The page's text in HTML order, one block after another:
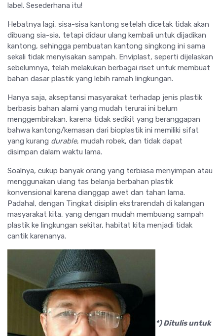
label. Sesederhana itu!
Hebatnya lagi, sisa-sisa kantong setelah dicetak tidak akan
dibuang sia-sia, tetapi didaur ulang kembali untuk dijadikan
kantong, sehingga pembuatan kantong singkong ini sama
sekali tidak menyisakan sampah. Enviplast, seperti dijelaskan
sebelumnya, telah melakukan berbagai riset untuk membuat
bahan dasar plastik yang lebih ramah lingkungan.
Hanya saja, akseptansi masyarakat terhadap jenis plastik
berbasis bahan alami yang mudah terurai ini belum
menggembirakan, karena tidak sedikit yang beranggapan
bahwa kantong/kemasan dari bioplastik ini memiliki sifat
yang kurang durable, mudah robek, dan tidak dapat
disimpan dalam waktu lama.
Soalnya, cukup banyak orang yang terbiasa menyimpan atau
menggunakan ulang tas belanja berbahan plastik
konvensional karena dianggap awet dan tahan lama.
Padahal, dengan Tingkat disiplin ekstrarendah di kalangan
masyarakat kita, yang dengan mudah membuang sampah
plastik ke lingkungan sekitar, habitat kita menjadi tidak
cantik karenanya.
*) Ditulis untuk